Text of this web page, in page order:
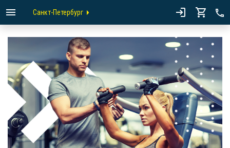
Санкт-Петербург